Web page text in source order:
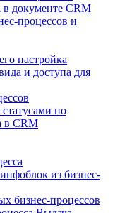
в документе CRM
процессов и
настройка
и доступа для
по
в CRM
из бизнес-
бизнес-процессов